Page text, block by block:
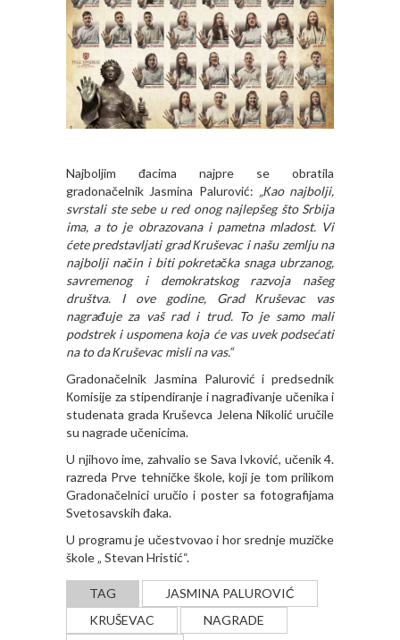
Najboljim đacima najpre se obratila
gradonačelnik Jasmina Palurović: „Кao najbolji,
svrstali ste sebe u red onog najlepšeg što Srbija
ima, a to je obrazovana i pametna mladost. Vi
ćete predstavljati grad Кruševac i našu zemlju na
najbolji način i biti pokretačka snaga ubrzanog,
savremenog i demokratskog razvoja našeg
društva. I ove godine, Grad Кruševac vas
nagrađuje za vaš rad i trud. To je samo mali
podstrek i uspomena koja će vas uvek podsećati
na to da Кruševac misli na vas.“
Gradonačelnik Jasmina Palurović i predsednik
Кomisije za stipendiranje i nagrađivanje učenika i
studenata grada Кruševca Jelena Nikolić uručile
su nagrade učenicima.
U njihovo ime, zahvalio se Sava Ivković, učenik 4.
razreda Prve tehničke škole, koji je tom prilikom
Gradonačelnici uručio i poster sa fotografijama
Svetosavskih đaka.
U programu je učestvovao i hor srednje muzičke
škole „ Stevan Hristić“.
TAG
JASMINA PALUROVIĆ
KRUŠEVAC
NAGRADE